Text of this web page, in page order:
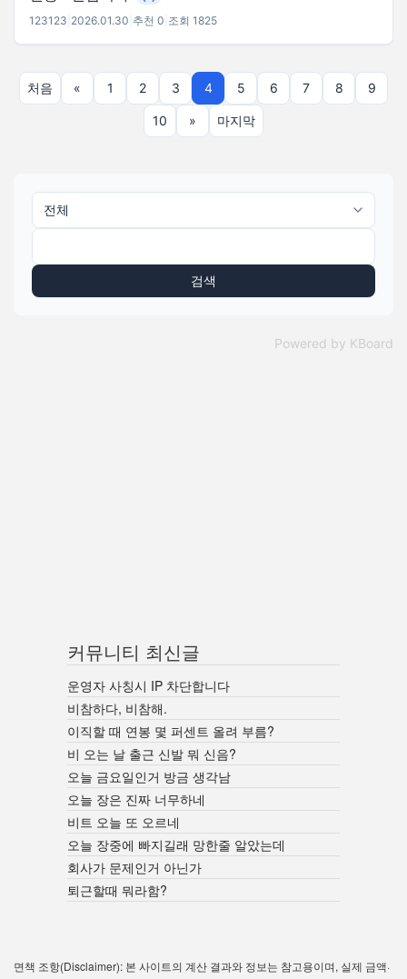
123123 2026.01.30 추천 0 조회 1825
처음 « 1 2 3 4 5 6 7 8 9
10 » 마지막
검색
Powered by KBoard
커뮤니티 최신글
운영자 사칭시 IP 차단합니다
비참하다, 비참해.
이직할 때 연봉 몇 퍼센트 올려 부름?
비 오는 날 출근 신발 뭐 신음?
오늘 금요일인거 방금 생각남
오늘 장은 진짜 너무하네
비트 오늘 또 오르네
오늘 장중에 빠지길래 망한줄 알았는데
회사가 문제인거 아닌가
퇴근할때 뭐라함?
면책 조항(Disclaimer): 본 사이트의 계산 결과와 정보는 참고용이며, 실제 금액·